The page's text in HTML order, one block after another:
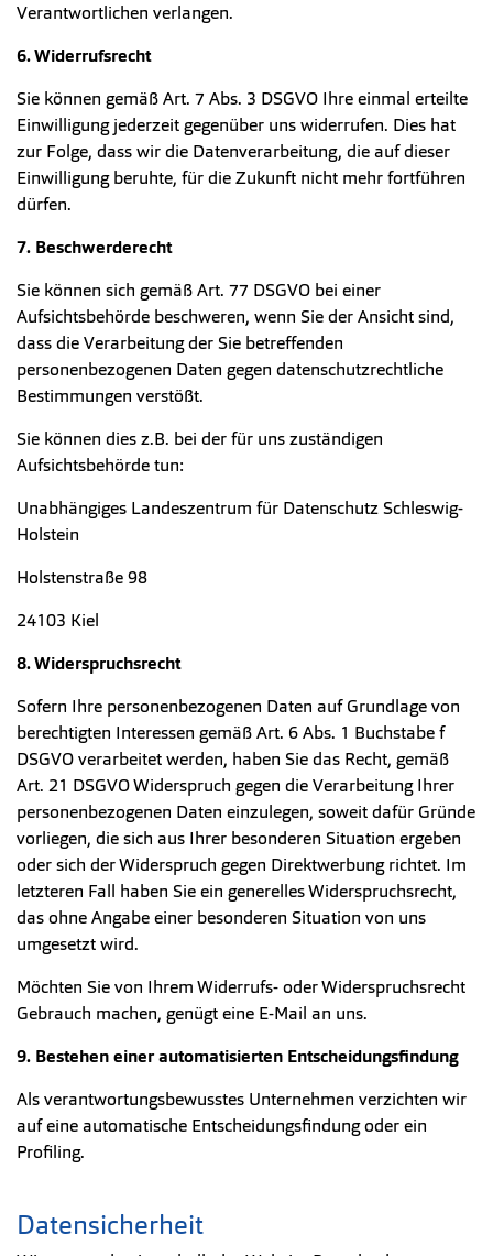
Verantwortlichen verlangen.
6. Widerrufsrecht
Sie können gemäß Art. 7 Abs. 3 DSGVO Ihre einmal erteilte
Einwilligung jederzeit gegenüber uns widerrufen. Dies hat
zur Folge, dass wir die Datenverarbeitung, die auf dieser
Einwilligung beruhte, für die Zukunft nicht mehr fortführen
dürfen.
7. Beschwerderecht
Sie können sich gemäß Art. 77 DSGVO bei einer
Aufsichtsbehörde beschweren, wenn Sie der Ansicht sind,
dass die Verarbeitung der Sie betreffenden
personenbezogenen Daten gegen datenschutzrechtliche
Bestimmungen verstößt.
Sie können dies z.B. bei der für uns zuständigen
Aufsichtsbehörde tun:
Unabhängiges Landeszentrum für Datenschutz Schleswig-
Holstein
Holstenstraße 98
24103 Kiel
8. Widerspruchsrecht
Sofern Ihre personenbezogenen Daten auf Grundlage von
berechtigten Interessen gemäß Art. 6 Abs. 1 Buchstabe f
DSGVO verarbeitet werden, haben Sie das Recht, gemäß
Art. 21 DSGVO Widerspruch gegen die Verarbeitung Ihrer
personenbezogenen Daten einzulegen, soweit dafür Gründe
vorliegen, die sich aus Ihrer besonderen Situation ergeben
oder sich der Widerspruch gegen Direktwerbung richtet. Im
letzteren Fall haben Sie ein generelles Widerspruchsrecht,
das ohne Angabe einer besonderen Situation von uns
umgesetzt wird.
Möchten Sie von Ihrem Widerrufs- oder Widerspruchsrecht
Gebrauch machen, genügt eine E-Mail an uns.
9. Bestehen einer automatisierten Entscheidungsfindung
Als verantwortungsbewusstes Unternehmen verzichten wir
auf eine automatische Entscheidungsfindung oder ein
Profiling.
Datensicherheit